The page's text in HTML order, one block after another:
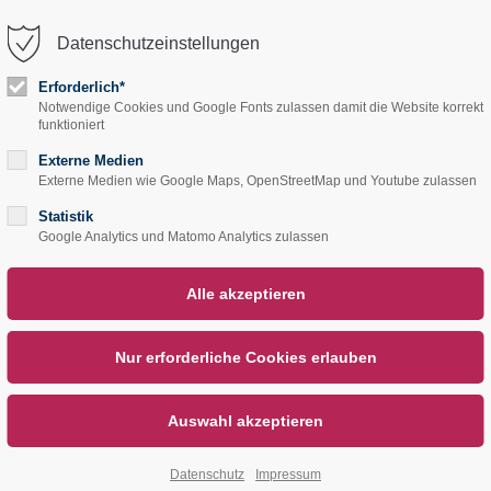
"offcanvas-col2"
leider nicht.
Start Service
Datenschutzeinstellungen
Erforderlich*
Notwendige Cookies und Google Fonts zulassen damit die Website korrekt
funktioniert
Externe Medien
Externe Medien wie Google Maps, OpenStreetMap und Youtube zulassen
Statistik
Google Analytics und Matomo Analytics zulassen
Datenschutz Impressum